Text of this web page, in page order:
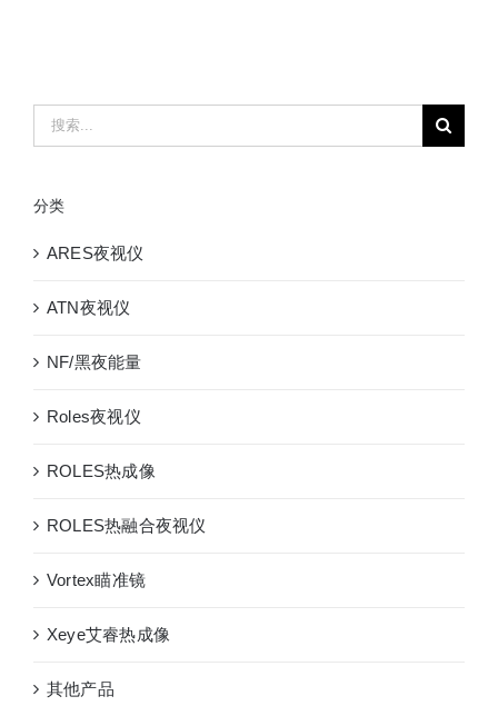
索：
分类
ARES夜视仪
ATN夜视仪
NF/黑夜能量
Roles夜视仪
ROLES热成像
ROLES热融合夜视仪
Vortex瞄准镜
Xeye艾睿热成像
其他产品